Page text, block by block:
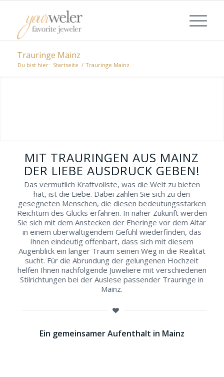
Trauringe Mainz
Du bist hier: Startseite / Trauringe Mainz
unterschiedlicher Ausrichtungen besuchen,
Trauringe in Mainz ansehen.
MIT TRAURINGEN AUS MAINZ
DER LIEBE AUSDRUCK GEBEN!
Das vermutlich Kraftvollste, was die Welt zu bieten
hat, ist die Liebe. Dabei zählen Sie sich zu den
gesegneten Menschen, die diesen bedeutungsstarken
Reichtum des Glücks erfahren. In naher Zukunft werden
Sie sich mit dem Anstecken der Eheringe vor dem Altar
in einem überwältigendem Gefühl wiederfinden, das
Ihnen eindeutig offenbart, dass sich mit diesem
Augenblick ein langer Traum seinen Weg in die Realität
sucht. Für die Abrundung der gelungenen Hochzeit
helfen Ihnen nachfolgende Juweliere mit verschiedenen
Stilrichtungen bei der Auslese passender Trauringe in
Mainz.
Ein gemeinsamer Aufenthalt in Mainz